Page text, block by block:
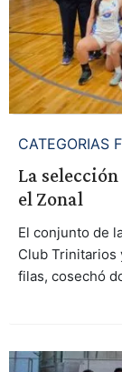
CATEGORIAS
La
el Zonal
El conjunto de
Club Trinitarios
filas, cosechó